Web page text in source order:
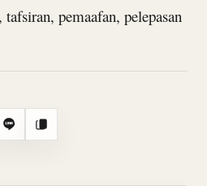
pemaafan, pelepasan
Line Salin